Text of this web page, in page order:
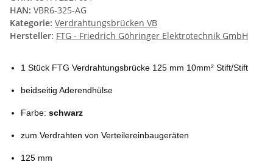
HAN: VBR6-325-AG
Kategorie: Verdrahtungsbrücken VB
Hersteller: FTG - Friedrich Göhringer Elektrotechnik GmbH
1 Stück FTG Verdrahtungsbrücke 125 mm 10mm² Stift/Stift
beidseitig Aderendhülse
Farbe: schwarz
zum Verdrahten von Verteilereinbaugeräten
125 mm